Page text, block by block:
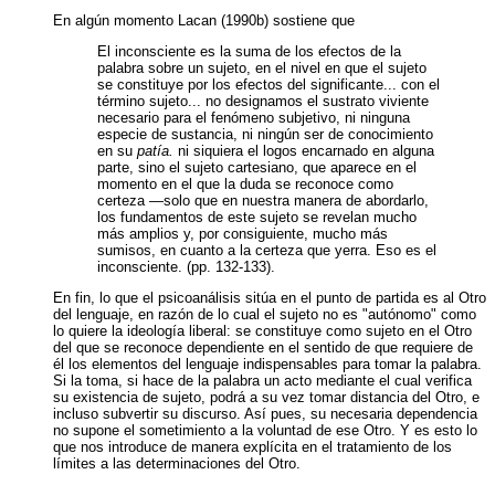
En algún momento Lacan (1990b) sostiene que
El inconsciente es la suma de los efectos de la
palabra sobre un sujeto, en el nivel en que el sujeto
se constituye por los efectos del significante... con el
término sujeto... no designamos el sustrato viviente
necesario para el fenómeno subjetivo, ni ninguna
especie de sustancia, ni ningún ser de conocimiento
en su patía. ni siquiera el logos encarnado en alguna
parte, sino el sujeto cartesiano, que aparece en el
momento en el que la duda se reconoce como
certeza —solo que en nuestra manera de abordarlo,
los fundamentos de este sujeto se revelan mucho
más amplios y, por consiguiente, mucho más
sumisos, en cuanto a la certeza que yerra. Eso es el
inconsciente. (pp. 132-133).
En fin, lo que el psicoanálisis sitúa en el punto de partida es al Otro
del lenguaje, en razón de lo cual el sujeto no es "autónomo" como
lo quiere la ideología liberal: se constituye como sujeto en el Otro
del que se reconoce dependiente en el sentido de que requiere de
él los elementos del lenguaje indispensables para tomar la palabra.
Si la toma, si hace de la palabra un acto mediante el cual verifica
su existencia de sujeto, podrá a su vez tomar distancia del Otro, e
incluso subvertir su discurso. Así pues, su necesaria dependencia
no supone el sometimiento a la voluntad de ese Otro. Y es esto lo
que nos introduce de manera explícita en el tratamiento de los
límites a las determinaciones del Otro.